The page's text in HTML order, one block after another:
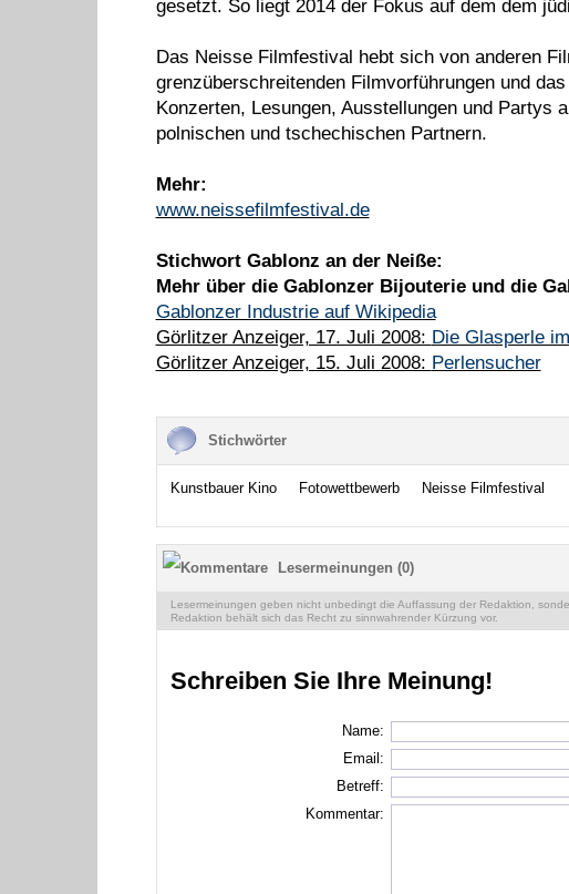
gesetzt. So liegt 2014 der Fokus auf dem dem
Das Neisse Filmfestival hebt sich von anderen
grenzüberschreitenden Filmvorführungen und
Konzerten, Lesungen, Ausstellungen und Partys
polnischen und tschechischen Partnern.
Mehr:
www.neissefilmfestival.de
Stichwort Gablonz an der Neiße:
Mehr über die Gablonzer Bijouterie und die
Gablonzer Industrie auf Wikipedia
Görlitzer Anzeiger, 17. Juli 2008: Die Glasperle
Görlitzer Anzeiger, 15. Juli 2008: Perlensucher
Stichwörter
Kunstbauer Kino Fotowettbewerb Neisse Filmfestival
Lesermeinungen (0)
Lesermeinungen geben nicht unbedingt die Auffassung der Redaktion,
Redaktion behält sich das Recht zu sinnwahrender Kürzung vor.
Schreiben Sie Ihre Meinung!
Name:
Email:
Betreff:
Kommentar: